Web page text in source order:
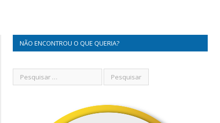
NÃO ENCONTROU O QUE QUERIA?